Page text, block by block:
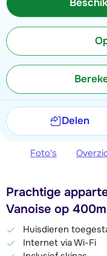
Delen
Foto's
Prachtige
Vanoise op
Huisdieren
Internet via Wi-Fi